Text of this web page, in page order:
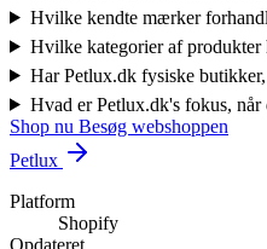
Hvilke kendte mærker
Hvilke kategorier af produkter
Har Petlux.dk fysiske
Hvad er Petlux.dk's fokus,
Shop nu Besøg webshoppen
Petlux
Platform
Shopify
Opdateret